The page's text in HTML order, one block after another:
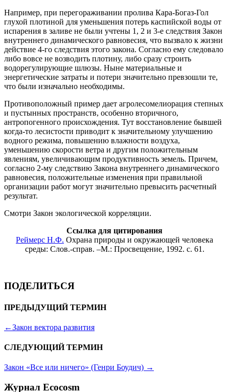
Например, при перегораживании пролива Кара-Богаз-Гол
глухой плотиной для уменьшения потерь каспийской воды от
испарения в заливе не были учтены 1, 2 и 3-е следствия Закон
внутреннего динамического равновесия, что вызвало к жизни
действие 4-го следствия этого закона. Согласно ему следовало
либо вовсе не возводить плотину, либо сразу строить
водорегулирующие шлюзы. Ныне материальные и
энергетические затраты и потери значительно превзошли те,
что были изначально необходимы.
Противоположный пример дает агролесомелиорация степных
и пустынных пространств, особенно вторичного,
антропогенного происхождения. Тут восстановление бывшей
когда-то лесистости приводит к значительному улучшению
водного режима, повышению влажности воздуха,
уменьшению скорости ветра и другим положительным
явлениям, увеличивающим продуктивность земель. Причем,
согласно 2-му следствию Закона внутреннего динамического
равновесия, положительные изменения при правильной
организации работ могут значительно превысить расчетный
результат.
Смотри Закон экологической корреляции.
Ссылка для цитирования
Реймерс Н.Ф. Охрана природы и окружающей человека
среды: Слов.-справ. –М.: Просвещение, 1992. с. 61.
ПОДЕЛИТЬСЯ
ПРЕДЫДУЩИЙ ТЕРМИН
←Закон вектора развития
СЛЕДУЮЩИЙ ТЕРМИН
Закон «Все или ничего» (Генри Боудич) →
Журнал Ecocosm